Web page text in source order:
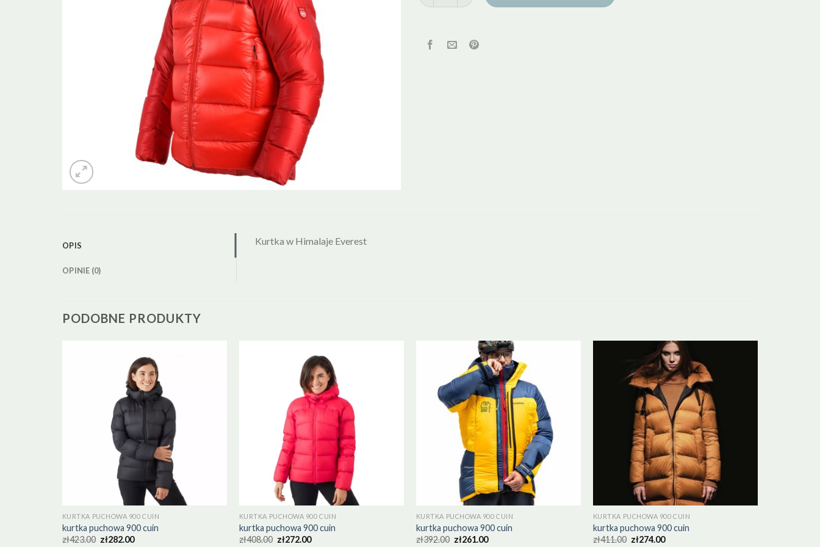
OPIS
OPINIE (0)
Kurtka w Himalaje Everest
PODOBNE PRODUKTY
KURTKA PUCHOWA 900 CUIN
kurtka puchowa 900 cuin
zł423.00 zł282.00
KURTKA PUCHOWA 900 CUIN
kurtka puchowa 900 cuin
zł408.00 zł272.00
KURTKA PUCHOWA 900 CUIN
kurtka puchowa 900 cuin
zł392.00 zł261.00
KURTKA PUCHOWA 900 CUIN
kurtka puchowa 900 cuin
zł411.00 zł274.00